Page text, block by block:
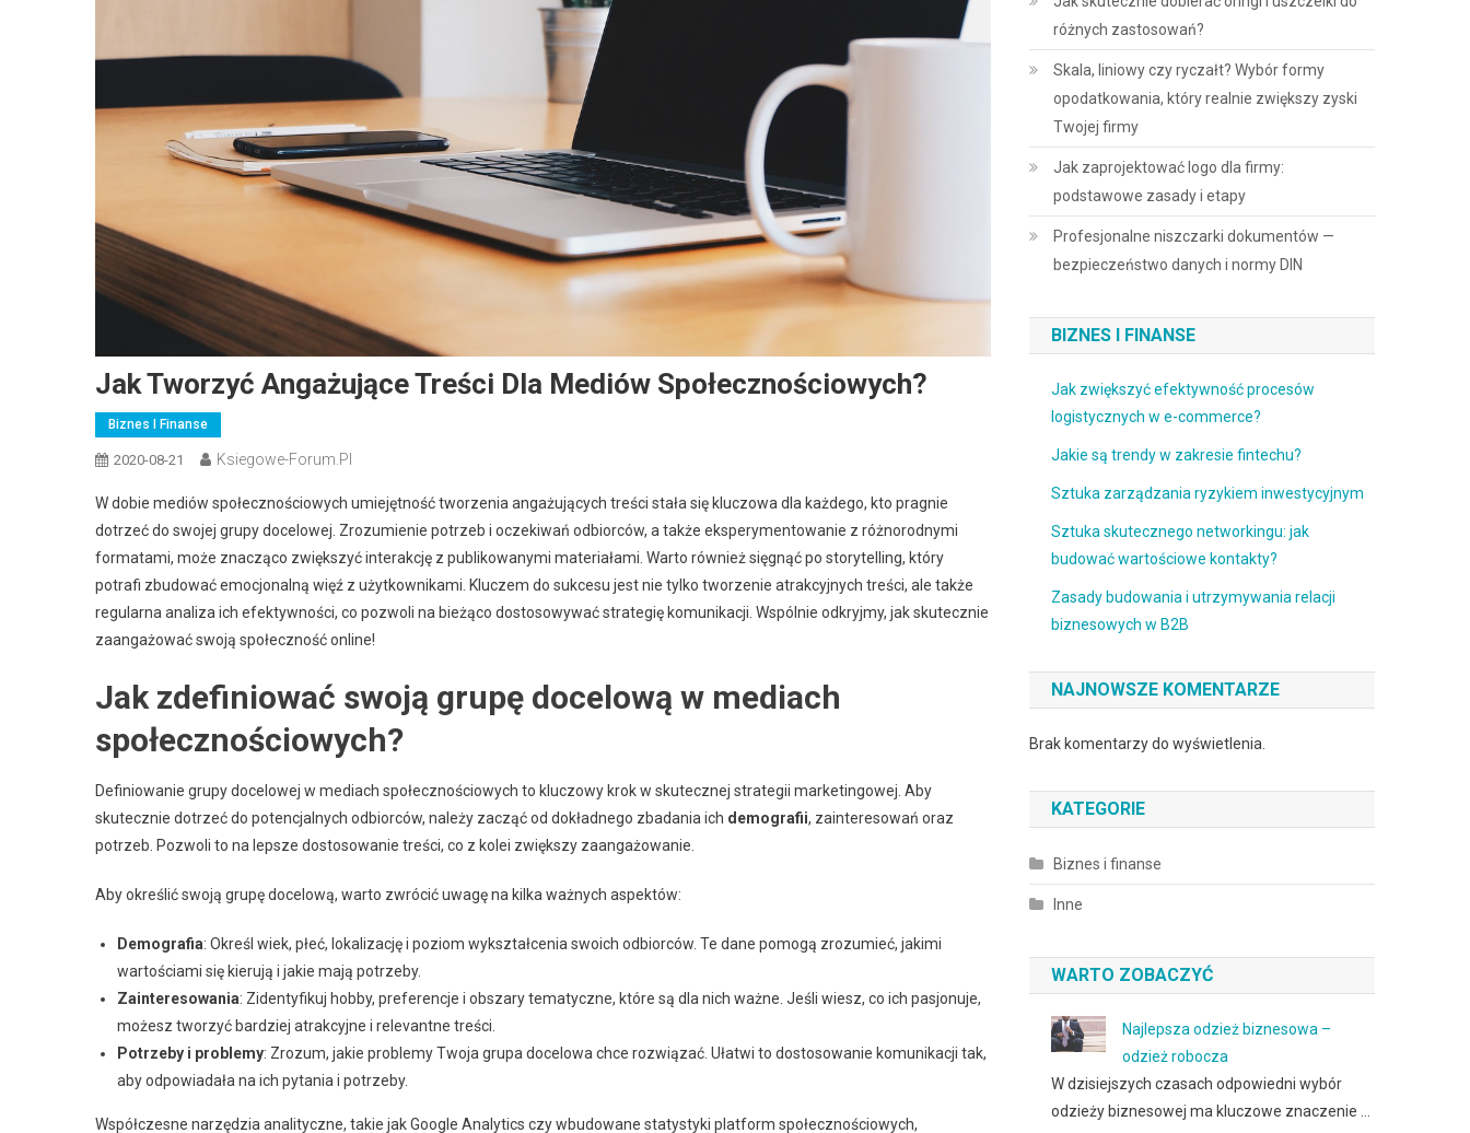
Jak Tworzyć Angażujące Treści Dla Mediów Społecznościowych?
Biznes I Finanse
2020-08-21 Ksiegowe-Forum.pl
W dobie mediów społecznościowych umiejętność tworzenia angażujących treści stała się kluczowa dla każdego, kto pragnie
dotrzeć do swojej grupy docelowej. Zrozumienie potrzeb i oczekiwań odbiorców, a także eksperymentowanie z różnorodnymi
formatami, może znacząco zwiększyć interakcję z publikowanymi materiałami. Warto również sięgnąć po storytelling, który
potrafi zbudować emocjonalną więź z użytkownikami. Kluczem do sukcesu jest nie tylko tworzenie atrakcyjnych treści, ale także
regularna analiza ich efektywności, co pozwoli na bieżąco dostosowywać strategię komunikacji. Wspólnie odkryjmy, jak skutecznie
zaangażować swoją społeczność online!
Jak zdefiniować swoją grupę docelową w mediach
społecznościowych?
Definiowanie grupy docelowej w mediach społecznościowych to kluczowy krok w skutecznej strategii marketingowej. Aby
skutecznie dotrzeć do potencjalnych odbiorców, należy zacząć od dokładnego zbadania ich demografii, zainteresowań oraz
potrzeb. Pozwoli to na lepsze dostosowanie treści, co z kolei zwiększy zaangażowanie.
Aby określić swoją grupę docelową, warto zwrócić uwagę na kilka ważnych aspektów:
Demografia: Określ wiek, płeć, lokalizację i poziom wykształcenia swoich odbiorców. Te dane pomogą zrozumieć, jakimi
wartościami się kierują i jakie mają potrzeby.
Zainteresowania: Zidentyfikuj hobby, preferencje i obszary tematyczne, które są dla nich ważne. Jeśli wiesz, co ich pasjonuje,
możesz tworzyć bardziej atrakcyjne i relevantne treści.
Potrzeby i problemy: Zrozum, jakie problemy Twoja grupa docelowa chce rozwiązać. Ułatwi to dostosowanie komunikacji tak,
aby odpowiadała na ich pytania i potrzeby.
Współczesne narzędzia analityczne, takie jak Google Analytics czy wbudowane statystyki platform społecznościowych,
różnych zastosowań?
Skala, liniowy czy ryczałt? Wybór formy
opodatkowania, który realnie zwiększy zyski
Twojej firmy
Jak zaprojektować logo dla firmy:
podstawowe zasady i etapy
Profesjonalne niszczarki dokumentów —
bezpieczeństwo danych i normy DIN
BIZNES I FINANSE
Jak zwiększyć efektywność procesów
logistycznych w e-commerce?
Jakie są trendy w zakresie fintechu?
Sztuka zarządzania ryzykiem inwestycyjnym
Sztuka skutecznego networkingu: jak
budować wartościowe kontakty?
Zasady budowania i utrzymywania relacji
biznesowych w B2B
NAJNOWSZE KOMENTARZE
Brak komentarzy do wyświetlenia.
KATEGORIE
Biznes i finanse
Inne
WARTO ZOBACZYĆ
Najlepsza odzież biznesowa –
odzież robocza
W dzisiejszych czasach odpowiedni wybór
odzieży biznesowej ma kluczowe znaczenie …